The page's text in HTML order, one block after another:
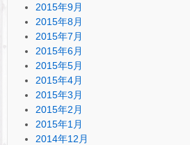
2015年9月
2015年8月
2015年7月
2015年6月
2015年5月
2015年4月
2015年3月
2015年2月
2015年1月
2014年12月